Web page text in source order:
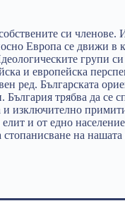
си
Европа се движи в
групи
и европейска
ред. Българската
трябва да се
и изключително
и от едно
стопанисване на